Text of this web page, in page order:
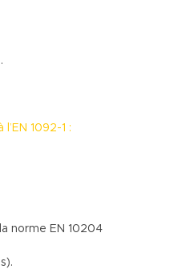
1092-1 :
norme EN 10204